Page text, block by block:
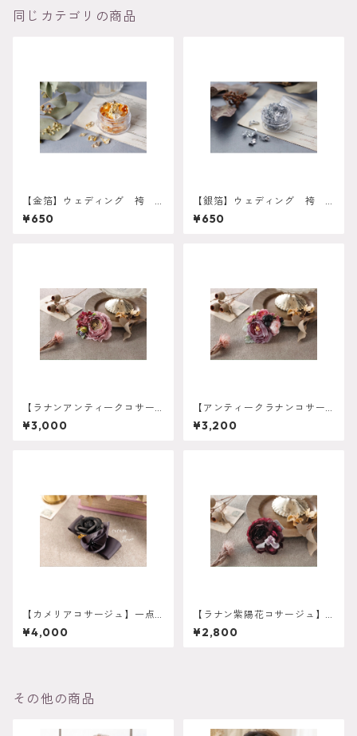
同じカテゴリの商品
【金箔】ウェディング 袴
振袖 成人式 ヘアドレス
ヘアパーツ プリザーブドフ
¥650
【銀箔】ウェディング 袴
振袖 成人式 ヘアドレス
ヘアパーツ プリザーブドフ
¥650
【ラナンアンティークコサー
ジュ】c-0013
¥3,000
【アンティークラナンコサー
ジュ】c-0011
¥3,200
【カメリアコサージュ】一点
のみ 卒業式 入学式 髪飾
り グレー c-0010
¥4,000
【ラナン紫陽花コサージュ】c
-0009
¥2,800
その他の商品